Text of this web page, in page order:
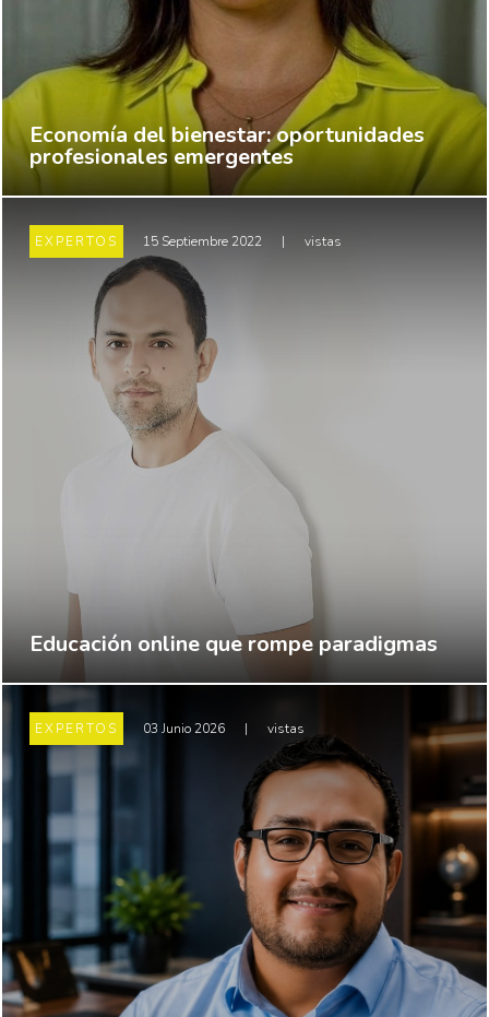
Economía del bienestar: oportunidades
profesionales emergentes
EXPERTOS 15 Septiembre 2022 | vistas
Educación online que rompe paradigmas
EXPERTOS 03 Junio 2026 | vistas